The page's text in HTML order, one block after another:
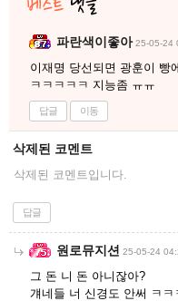
파란색이좋아 25-05-24
이재명 당선되면 광훈이 빵
ㅋㅋㅋㅋㅋ 지능좀 ㅠㅠ
답글 이동
삭제된 코멘트
삭제된 코멘트입니다.
답글
원로뮤지션 25-05-24
그 돈 니 돈 아니잖아?
걔네들 너 신경도 안써 ㅋㅋ